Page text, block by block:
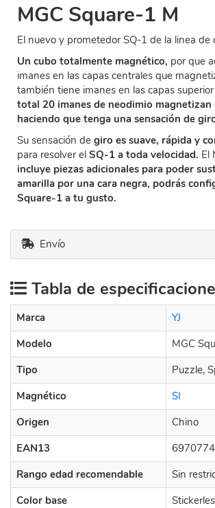
MGC Square-1 M
El nuevo y prometedor SQ-1 de la linea de
Un cubo totalmente magnético, por que
imanes en las capas centrales que
también tiene imanes en las capas
total 20 imanes de neodimio magnetizan
haciendo que tenga una sensación de
Su sensación de giro es suave, rápida y
para resolver el SQ-1 a toda velocidad. El
incluye piezas adicionales para poder
amarilla por una cara negra, podrás
Square-1 a tu gusto.
Envío
Tabla de
Marca
YJ
Modelo
MGC
Tipo
Puzzle,
Magnético
SI
Origen
Chino
EAN13
Rango edad recomendable
Sin
Color base